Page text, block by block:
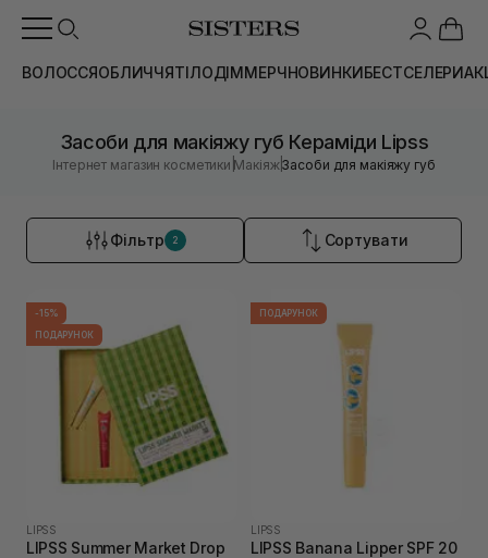
ВОЛОССЯОБЛИЧЧЯТІЛОДІММЕРЧНОВИНКИБЕСТСЕЛЕРИ
Засоби для макіяжу губ Кераміди Lipss
Інтернет магазин косметики |Макіяж|Засоби для макіяжу губ
Фільтр 2 Сортувати
-15%
ПОДАРУНОК
LIPSS
LIPSS Summer Market Drop
ПОДАРУНОК
LIPSS
LIPSS Banana Lipper SPF 20